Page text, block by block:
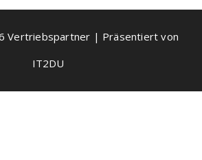
Vertriebspartner | Präsentiert von
IT2DU